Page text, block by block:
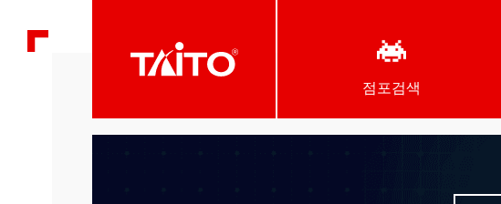
점포검색